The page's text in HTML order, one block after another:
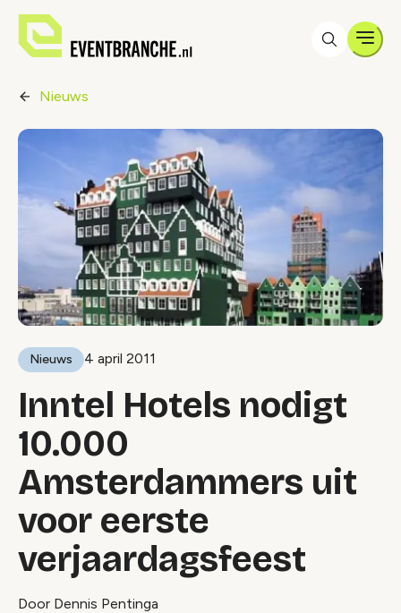
Nieuws
Nieuws 4 april 2011
Inntel Hotels nodigt
10.000
Amsterdammers uit
voor eerste
verjaardagsfeest
Door Dennis Pentinga